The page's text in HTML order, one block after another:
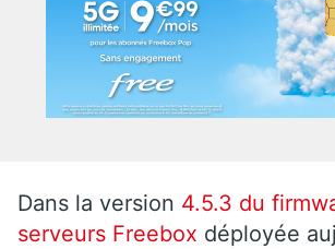
Dans la version 4.5.3 du
serveurs Freebox déployée